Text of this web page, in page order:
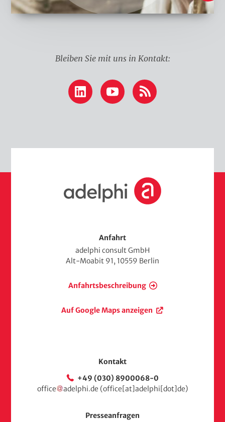
k
Bleiben Sie mit uns in Kontakt:
LinkedIn YouTube RSS
t
a
t
Anfahrt
adelphi consult GmbH
Alt-Moabit 91, 10559 Berlin
Anfahrtsbeschreibung
Auf Google Maps anzeigen
Kontakt
+49 (030) 8900068-0
office
adelphi.de (office[at]adelphi[dot]de)
Presseanfragen